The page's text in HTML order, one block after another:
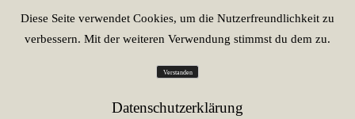
Diese Seite verwendet Cookies, um die Nutzerfreundlichkeit zu
verbessern. Mit der weiteren Verwendung stimmst du dem zu.
Verstanden
Datenschutzerklärung